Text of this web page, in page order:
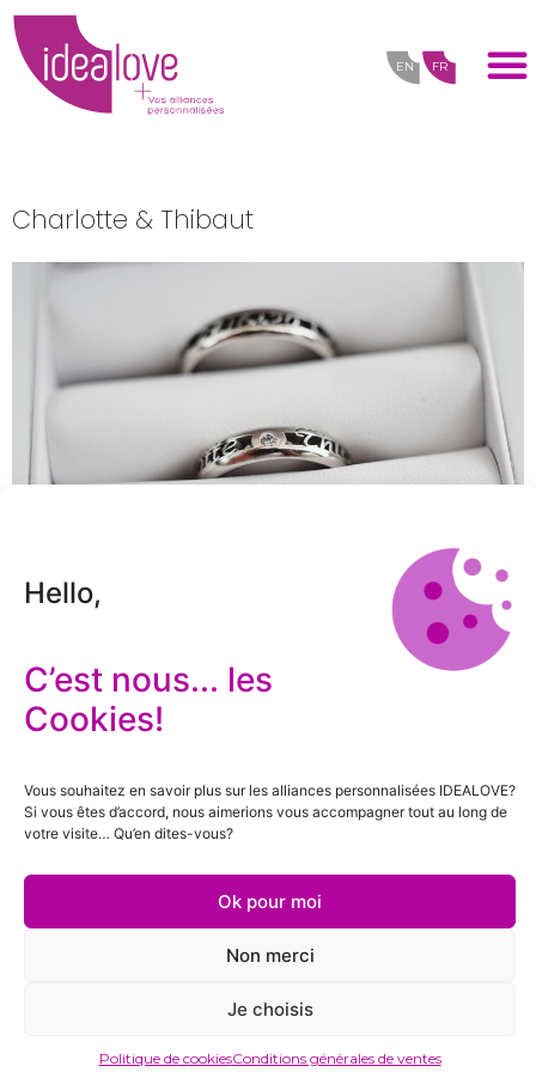
Hello,
C’est nous... les
Cookies!
Vous souhaitez en savoir plus sur les alliances personnalisées IDEALOVE?
Si vous êtes d’accord, nous aimerions vous accompagner tout au long de
votre visite… Qu’en dites-vous?
Ok pour moi
Non merci
Je choisis
Politique de cookiesConditions générales de ventes
FR
EN
Charlotte & Thibaut